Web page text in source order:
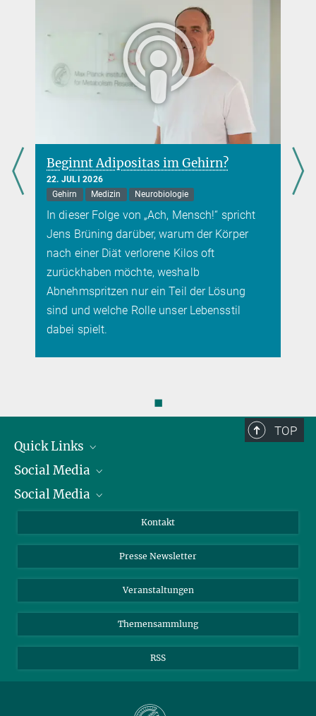
Beginnt Adipositas im Gehirn?
22. JULI 2026
Gehirn
Medizin Neurobiologie
In dieser Folge von „Ach, Mensch!“ spricht
Jens Brüning darüber, warum der Körper
nach einer Diät verlorene Kilos oft
zurückhaben möchte, weshalb
Abnehmspritzen nur ein Teil der Lösung
sind und welche Rolle unser Lebensstil
dabei spielt.
◼
TOP
Quick Links
Präsident
Zahlen und Fakten
Social Media
Bluesky
TikTok
Social Media
Instagram
YouTube
Kontakt
Presse Newsletter
Veranstaltungen
Themensammlung
RSS